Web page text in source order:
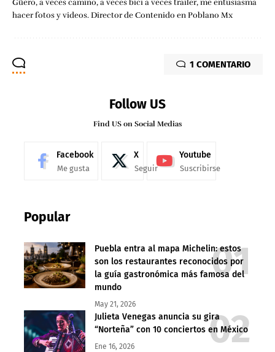
Güero, a veces camino, a veces bici a veces trailer, me entusiasma
hacer fotos y videos. Director de Contenido en Poblano Mx
1 COMENTARIO
Follow US
Find US on Social Medias
Facebook
Me gusta
X
Seguir
Youtube
Suscribirse
Popular
Puebla entra al mapa Michelin: estos
son los restaurantes reconocidos por
la guía gastronómica más famosa del
mundo
May 21, 2026
Julieta Venegas anuncia su gira
“Norteña” con 10 conciertos en México
Ene 16, 2026